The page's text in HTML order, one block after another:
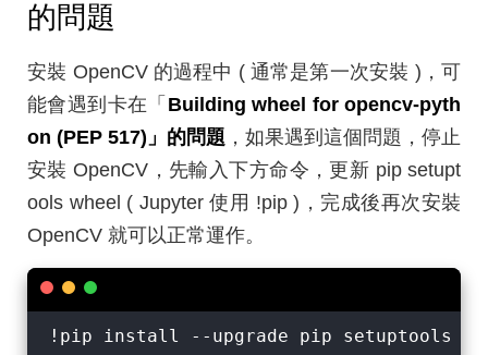
的問題
安裝 OpenCV 的過程中 ( 通常是第一次安裝 )，可
能會遇到卡在「 Building wheel for opencv-pyth
on (PEP 517)」的問題 ，如果遇到這個問題，停止
安裝 OpenCV，先輸入下方命令，更新 pip setupt
ools wheel ( Jupyter 使用 !pip )，完成後再次安裝
OpenCV 就可以正常運作。